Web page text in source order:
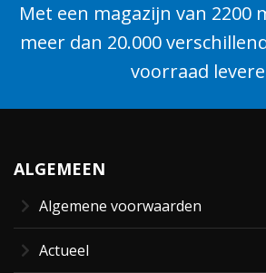
Met een magazijn van 2200
meer dan 20.000
voorraad
ALGEMEEN
Algemene voorwaarden
Actueel